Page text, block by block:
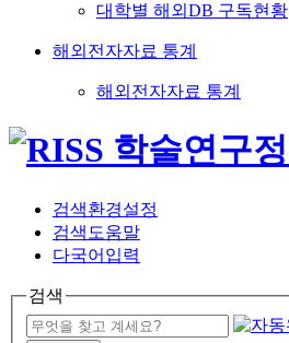
대학별 해외DB 구독현황
해외전자자료 통계
해외전자자료 통계
검색환경설정
검색도움말
다국어입력
검색